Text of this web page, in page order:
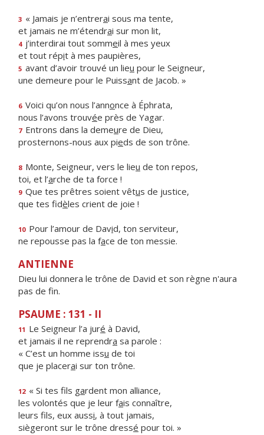
3 « Jamais je n’entrerai sous ma tente,
et jamais ne m’étendrai sur mon lit,
4 j’interdirai tout sommeil à mes yeux
et tout répit à mes paupières,
5 avant d’avoir trouvé un lieu pour le Seigneur,
une demeure pour le Puissant de Jacob. »
6 Voici qu’on nous l’annonce à Éphrata,
nous l’avons trouvée près de Yagar.
7 Entrons dans la demeure de Dieu,
prosternons-nous aux pieds de son trône.
8 Monte, Seigneur, vers le lieu de ton repos,
toi, et l’arche de ta force !
9 Que tes prêtres soient vêtus de justice,
que tes fidèles crient de joie !
10 Pour l’amour de David, ton serviteur,
ne repousse pas la face de ton messie.
ANTIENNE
Dieu lui donnera le trône de David et son règne n'aura
pas de fin.
PSAUME : 131 - II
11 Le Seigneur l’a juré à David,
et jamais il ne reprendra sa parole :
« C’est un homme issu de toi
que je placerai sur ton trône.
12 « Si tes fils gardent mon alliance,
les volontés que je leur fais connaître,
leurs fils, eux aussi, à tout jamais,
siègeront sur le trône dressé pour toi. »